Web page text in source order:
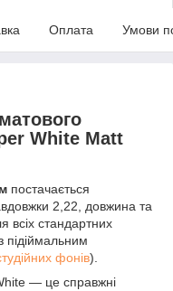
Оплата Умови
White Matt
постачається
2,22, довжина та
всіх стандартних
підіймальним
фонів).
— це справжні